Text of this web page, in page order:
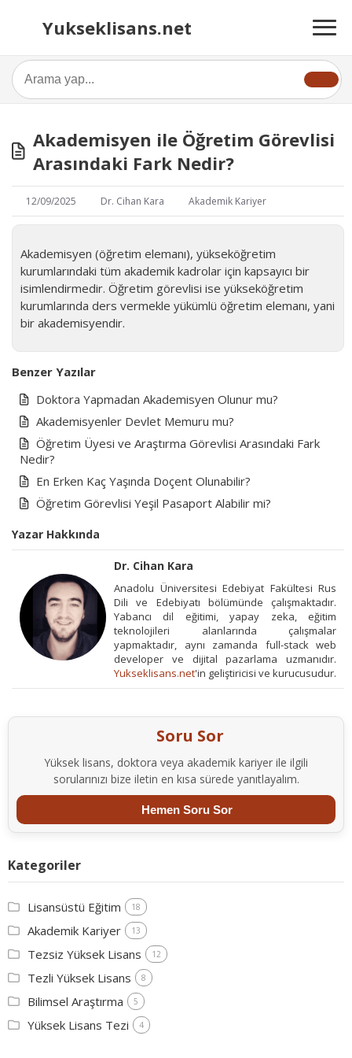
Yukseklisans.net
Akademisyen ile Öğretim Görevlisi
Arasındaki Fark Nedir?
12/09/2025 Dr. Cihan Kara Akademik Kariyer
Akademisyen (öğretim elemanı), yükseköğretim
kurumlarındaki tüm akademik kadrolar için kapsayıcı bir
isimlendirmedir. Öğretim görevlisi ise yükseköğretim
kurumlarında ders vermekle yükümlü öğretim elemanı, yani
bir akademisyendir.
Benzer Yazılar
Doktora Yapmadan Akademisyen Olunur mu?
Akademisyenler Devlet Memuru mu?
Öğretim Üyesi ve Araştırma Görevlisi Arasındaki Fark
Nedir?
En Erken Kaç Yaşında Doçent Olunabilir?
Öğretim Görevlisi Yeşil Pasaport Alabilir mi?
Yazar Hakkında
Dr. Cihan Kara
Anadolu Üniversitesi Edebiyat Fakültesi Rus
Dili ve Edebiyatı bölümünde çalışmaktadır.
Yabancı dil eğitimi, yapay zeka, eğitim
teknolojileri alanlarında çalışmalar
yapmaktadır, aynı zamanda full-stack web
developer ve dijital pazarlama uzmanıdır.
Yukseklisans.net'in geliştiricisi ve kurucusudur.
Soru Sor
Yüksek lisans, doktora veya akademik kariyer ile ilgili
sorularınızı bize iletin en kısa sürede yanıtlayalım.
Hemen Soru Sor
Kategoriler
Lisansüstü Eğitim 18
Akademik Kariyer 13
Tezsiz Yüksek Lisans 12
Tezli Yüksek Lisans 8
Bilimsel Araştırma 5
Yüksek Lisans Tezi 4